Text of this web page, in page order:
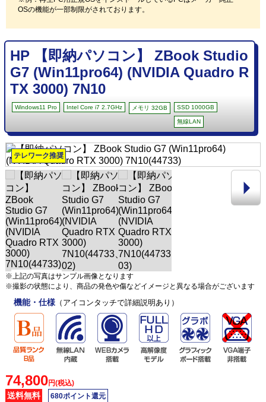
OSの機能が一部制限がされております。
HP 【即納パソコン】 ZBook Studio
G7 (Win11pro64) (NVIDIA Quadro R
TX 3000) 7N10
Windows11 Pro Intel Core i7 2.7GHz メモリ 32GB SSD 1000GB
無線LAN
テレワーク推奨
※上記の写真はサンプル画像となります
※撮影の状態により、商品の発色や傷などイメージと異なる場合がございます
機能・仕様（アイコンタッチで詳細説明あり）
74,800円(税込)
送料無料 680ポイント還元